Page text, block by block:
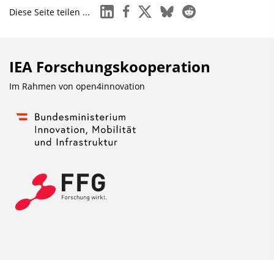
Diese Seite teilen ... linkedinfacebook
x blueskyreddit
IEA Forschungs­kooperation
Im Rahmen von open4innovation